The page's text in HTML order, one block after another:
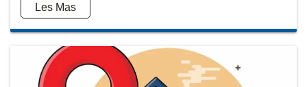
Les Mas